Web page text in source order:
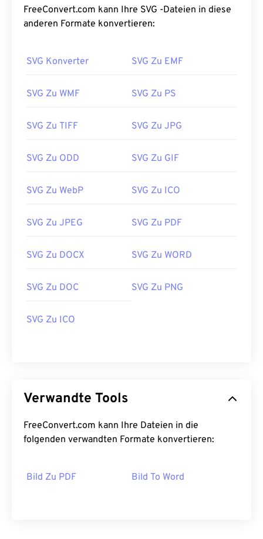
FreeConvert.com kann Ihre SVG -Dateien in diese
anderen Formate konvertieren:
SVG Konverter SVG Zu EMF
SVG Zu WMF SVG Zu PS
SVG Zu TIFF SVG Zu JPG
SVG Zu ODD SVG Zu GIF
SVG Zu WebP SVG Zu ICO
SVG Zu JPEG SVG Zu PDF
SVG Zu DOCX SVG Zu WORD
SVG Zu DOC SVG Zu PNG
SVG Zu ICO
Verwandte Tools
FreeConvert.com kann Ihre Dateien in die
folgenden verwandten Formate konvertieren:
Bild Zu PDF Bild To Word